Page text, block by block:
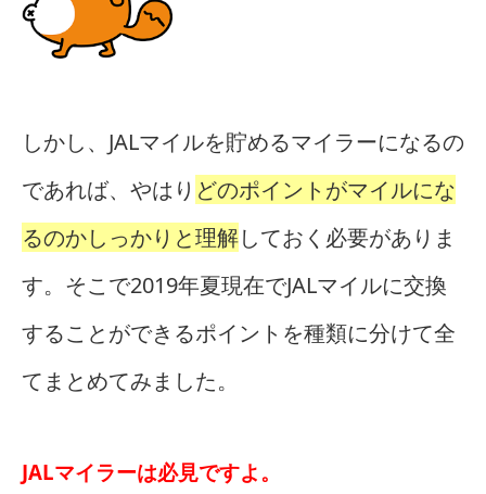
しかし、JALマイルを貯めるマイラーになるの
であれば、やはり どのポイントがマイルにな
るのかしっかりと理解しておく必要がありま
す。そこで2019年夏現在でJALマイルに交換
することができるポイントを種類に分けて全
てまとめてみました。
JALマイラーは必見ですよ。